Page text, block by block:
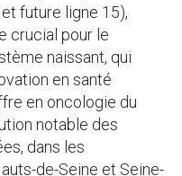
future ligne 15),
crucial pour le
naissant, qui
en santé
en oncologie du
notable des
dans les
de-Seine et Seine-